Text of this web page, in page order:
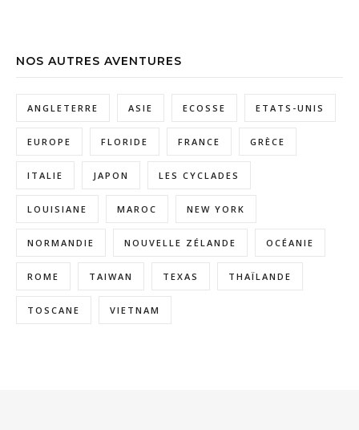
NOS AUTRES AVENTURES
ANGLETERRE ASIE ECOSSE ETATS-UNIS
EUROPE FLORIDE FRANCE GRÈCE
ITALIE JAPON LES CYCLADES
LOUISIANE MAROC NEW YORK
NORMANDIE NOUVELLE ZÉLANDE OCÉANIE
ROME TAIWAN TEXAS THAÏLANDE
TOSCANE VIETNAM